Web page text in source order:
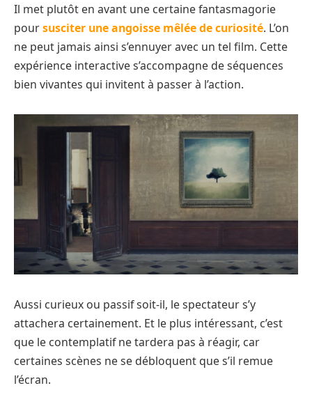
Il met plutôt en avant une certaine fantasmagorie
poursusciter une angoisse mêlée de curiosité. L’on
ne peut jamais ainsi s’ennuyer avec un tel film. Cette
expérience interactive s’accompagne de séquences
bien vivantes qui invitent à passer à l’action.
Aussi curieux ou passif soit-il, le spectateur s’y
attachera certainement. Et le plus intéressant, c’est
que le contemplatif ne tardera pas à réagir, car
certaines scènes ne se débloquent que s’il remue
l’écran.